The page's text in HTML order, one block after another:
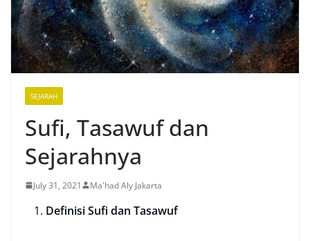
SEJARAH
Sufi, Tasawuf dan
Sejarahnya
July 31, 2021 Ma'had Aly Jakarta
Definisi Sufi dan Tasawuf